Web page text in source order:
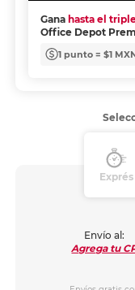
Gana hasta el
Office Depot
1 punto = $1
Exprés
Envío al:
Agrega tu